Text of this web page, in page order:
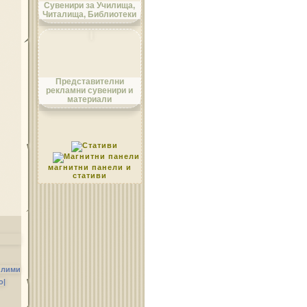
Област Пазарджик
Сувенири за Училища,
Читалища, Библиотеки
Представителни
рекламни сувенири и
материали
магнитни панели и
стативи